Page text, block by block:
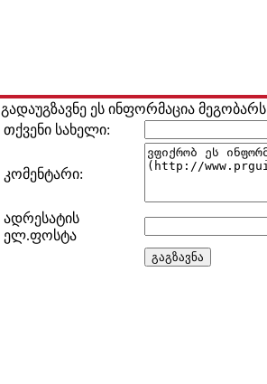
გადაუგზავნე ეს ინფორმაცია მეგობარს
თქვენი სახელი:
კომენტარი:
ადრესატის
ელ.ფოსტა